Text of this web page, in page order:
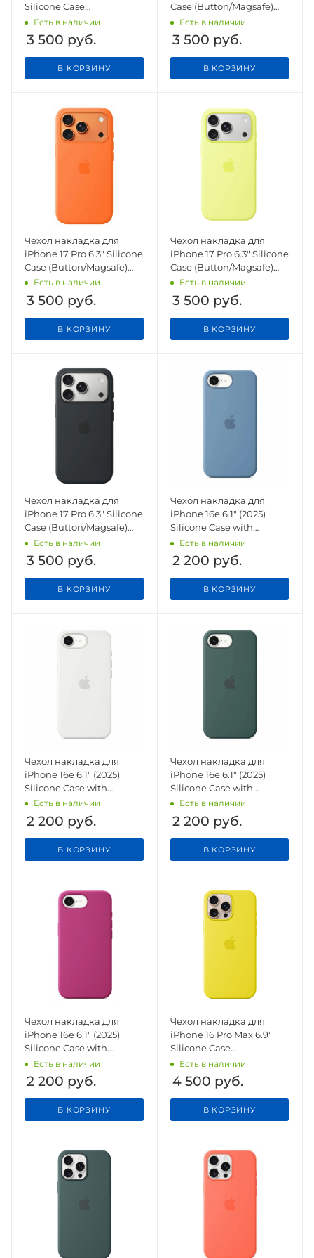
Silicone Case
(Button/Magsafe) Black
Есть в наличии
3 500 руб.
В КОРЗИНУ
Case (Button/Magsafe)
Purple Fog
Есть в наличии
3 500 руб.
В КОРЗИНУ
Чехол накладка для
iPhone 17 Pro 6.3" Silicone
Case (Button/Magsafe)
Orange
Есть в наличии
3 500 руб.
В КОРЗИНУ
Чехол накладка для
iPhone 17 Pro 6.3" Silicone
Case (Button/Magsafe)
Neon Yellow
Есть в наличии
3 500 руб.
В КОРЗИНУ
Чехол накладка для
iPhone 17 Pro 6.3" Silicone
Case (Button/Magsafe)
Black
Есть в наличии
3 500 руб.
В КОРЗИНУ
Чехол накладка для
iPhone 16e 6.1" (2025)
Silicone Case with
Magsafe Winter Blue
Есть в наличии
2 200 руб.
В КОРЗИНУ
Чехол накладка для
iPhone 16e 6.1" (2025)
Silicone Case with
Magsafe White
Есть в наличии
2 200 руб.
В КОРЗИНУ
Чехол накладка для
iPhone 16e 6.1" (2025)
Silicone Case with
Magsafe Lake Green
Есть в наличии
2 200 руб.
В КОРЗИНУ
Чехол накладка для
iPhone 16e 6.1" (2025)
Silicone Case with
Magsafe Fuchsia
Есть в наличии
2 200 руб.
В КОРЗИНУ
Чехол накладка для
iPhone 16 Pro Max 6.9"
Silicone Case
(Button/Magsafe) Star
Fruit
Есть в наличии
4 500 руб.
В КОРЗИНУ